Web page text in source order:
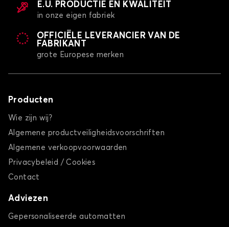
E.U. PRODUCTIE EN KWALITEIT
in onze eigen fabriek
OFFICIËLE LEVERANCIER VAN DE
FABRIKANT
grote Europese merken
Producten
Wie zijn wij?
Algemene productveiligheidsvoorschriften
Algemene verkoopvoorwaarden
Privacybeleid / Cookies
Contact
Adviezen
Gepersonaliseerde automatten